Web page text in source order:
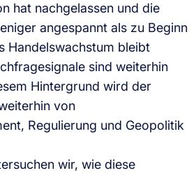
hat nachgelassen und die
angespannt als zu Beginn
Handelswachstum bleibt
sind weiterhin
Hintergrund wird der
von
Regulierung und Geopolitik
wir, wie diese